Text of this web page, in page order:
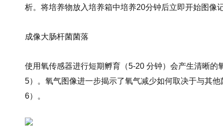
析。将培养物放入培养箱中培养20分钟后立即开始图像
成像大肠杆菌菌落
使用氧传感器进行短期孵育（5-20 分钟）会产生清晰
5）。氧气图像进一步揭示了氧气减少如何取决于与其
6）。